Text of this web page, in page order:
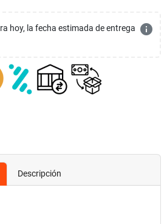
hoy, la fecha estimada de entrega info
Descripción